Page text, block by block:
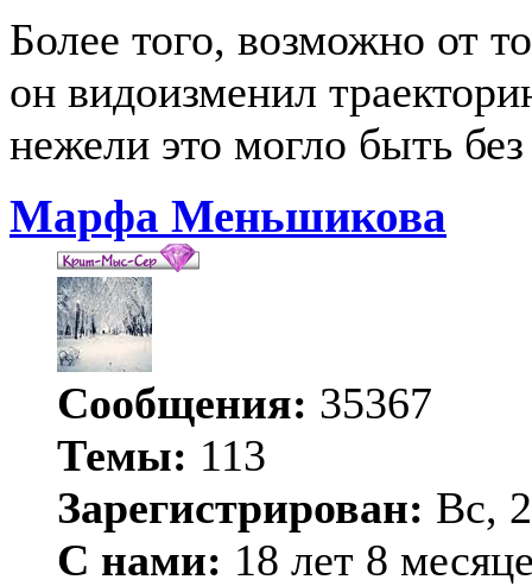
Более того, возможно от
он видоизменил
нежели это могло быть
Марфа Меньшикова
Сообщения: 35367
Темы: 113
Зарегистрирован: Вс,
С нами: 18 лет 8